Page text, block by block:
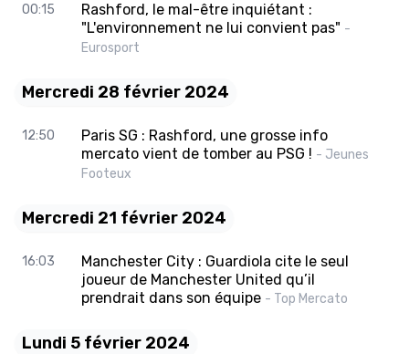
00:15
Rashford, le mal-être inquiétant :
"L'environnement ne lui convient pas" -
Eurosport
Mercredi 28 février 2024
12:50
Paris SG : Rashford, une grosse info
mercato vient de tomber au PSG ! - Jeunes
Footeux
Mercredi 21 février 2024
16:03
Manchester City : Guardiola cite le seul
joueur de Manchester United qu’il
prendrait dans son équipe - Top Mercato
Lundi 5 février 2024